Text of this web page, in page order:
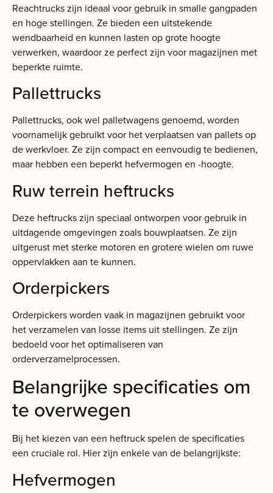
Reachtrucks zijn ideaal voor gebruik in smalle gangpaden
en hoge stellingen. Ze bieden een uitstekende
wendbaarheid en kunnen lasten op grote hoogte
verwerken, waardoor ze perfect zijn voor magazijnen met
beperkte ruimte.
Pallettrucks
Pallettrucks, ook wel palletwagens genoemd, worden
voornamelijk gebruikt voor het verplaatsen van pallets op
de werkvloer. Ze zijn compact en eenvoudig te bedienen,
maar hebben een beperkt hefvermogen en -hoogte.
Ruw terrein heftrucks
Deze heftrucks zijn speciaal ontworpen voor gebruik in
uitdagende omgevingen zoals bouwplaatsen. Ze zijn
uitgerust met sterke motoren en grotere wielen om ruwe
oppervlakken aan te kunnen.
Orderpickers
Orderpickers worden vaak in magazijnen gebruikt voor
het verzamelen van losse items uit stellingen. Ze zijn
bedoeld voor het optimaliseren van
orderverzamelprocessen.
Belangrijke specificaties om
te overwegen
Bij het kiezen van een heftruck spelen de specificaties
een cruciale rol. Hier zijn enkele van de belangrijkste:
Hefvermogen